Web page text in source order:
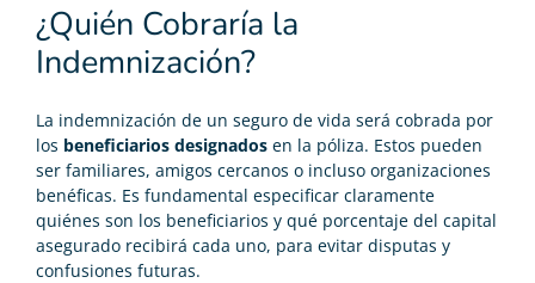
¿Quién Cobraría la
Indemnización?
La indemnización de un seguro de vida será cobrada por
los beneficiarios designados en la póliza. Estos pueden
ser familiares, amigos cercanos o incluso organizaciones
benéficas. Es fundamental especificar claramente
quiénes son los beneficiarios y qué porcentaje del capital
asegurado recibirá cada uno, para evitar disputas y
confusiones futuras.